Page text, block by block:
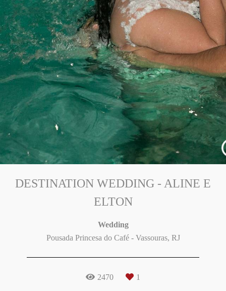
DESTINATION WEDDING - ALINE E
ELTON
Wedding
Pousada Princesa do Café - Vassouras, RJ
2470 1